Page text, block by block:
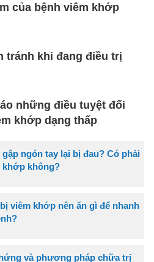
của bệnh viêm khớp
tránh khi đang điều trị
những điều tuyệt đối
khớp dạng thấp
gập ngón tay lại bị đau? Có phải
khớp không?
viêm khớp nên ăn gì để nhanh
và phương pháp chữa trị